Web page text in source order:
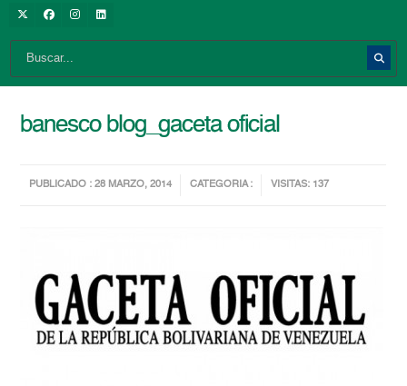
banesco blog_gaceta oficial
PUBLICADO : 28 MARZO, 2014 CATEGORIA : VISITAS: 137